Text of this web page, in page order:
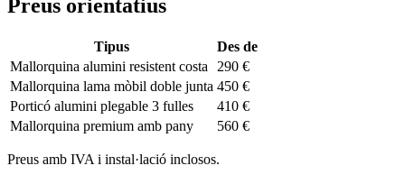
Preus orientatius
Tipus
Des de
Mallorquina alumini resistent costa
290 €
Mallorquina lama mòbil doble junta 450 €
Porticó alumini plegable 3 fulles
410 €
Mallorquina premium amb pany
560 €
Preus amb IVA i instal·lació inclosos.